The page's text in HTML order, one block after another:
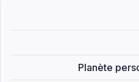
Planète